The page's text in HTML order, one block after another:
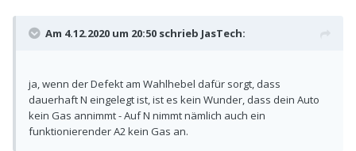
Am 4.12.2020 um 20:50 schrieb JasTech:
ja, wenn der Defekt am Wahlhebel dafür sorgt, dass
dauerhaft N eingelegt ist, ist es kein Wunder, dass dein Auto
kein Gas annimmt - Auf N nimmt nämlich auch ein
funktionierender A2 kein Gas an.